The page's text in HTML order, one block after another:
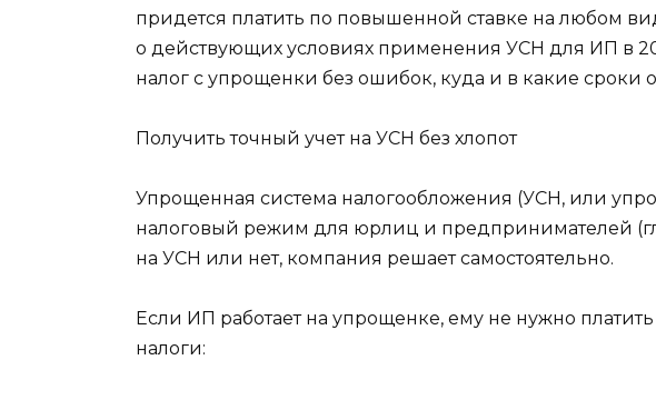
придется платить по повышенной ставке на любом
о действующих условиях применения УСН для ИП в
налог с упрощенки без ошибок, куда и в какие сроки
Получить точный учет на УСН без хлопот
Упрощенная система налогообложения (УСН, или
налоговый режим для юрлиц и предпринимателей
на УСН или нет, компания решает самостоятельно.
Если ИП работает на упрощенке, ему не нужно
налоги: